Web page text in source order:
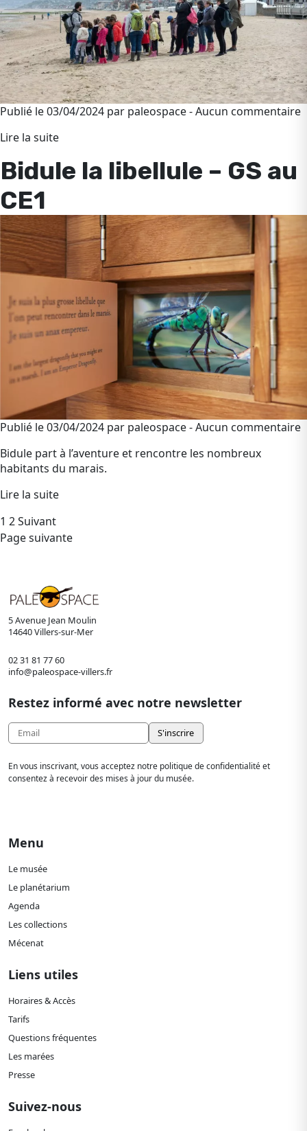
Publié le 03/04/2024 par paleospace - Aucun commentaire
Lire la suite
Bidule la libellule – GS au
CE1
Publié le 03/04/2024 par paleospace - Aucun commentaire
Bidule part à l’aventure et rencontre les nombreux
habitants du marais.
Lire la suite
Pagination
publications
1 2Suivant
Page suivante
5 Avenue Jean Moulin
14640 Villers-sur-Mer
02 31 81 77 60
info@paleospace-villers.fr
Restez informé avec notre newsletter
En vous inscrivant, vous acceptez notre politique de confidentialité et
consentez à recevoir des mises à jour du musée.
Menu
Le musée
Le planétarium
Agenda
Les collections
Mécenat
Liens utiles
Horaires & Accès
Tarifs
Questions fréquentes
Les marées
Presse
Suivez-nous